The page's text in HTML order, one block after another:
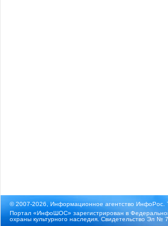
© 2007-2026, Информационное агентство ИнфоРос.
Портал «ИнфоШОС» зарегистрирован в
охраны культурного наследия. Свидетельство Эл №